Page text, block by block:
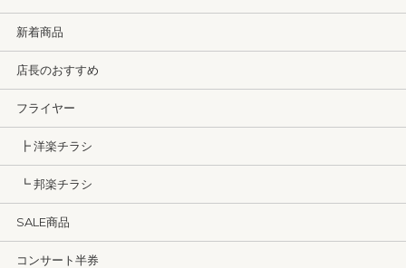
新着商品
店長のおすすめ
フライヤー
┣ 洋楽チラシ
┗ 邦楽チラシ
SALE商品
コンサート半券